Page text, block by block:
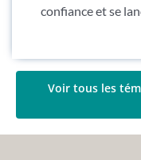
confiance et se
Voir tous les